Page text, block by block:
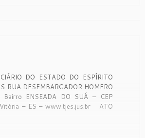
DO ESTADO DO ESPÍRITO
RUA DESEMBARGADOR HOMERO
Bairro ENSEADA DO SUÁ – CEP
– ES – www.tjes.jus.br ATO